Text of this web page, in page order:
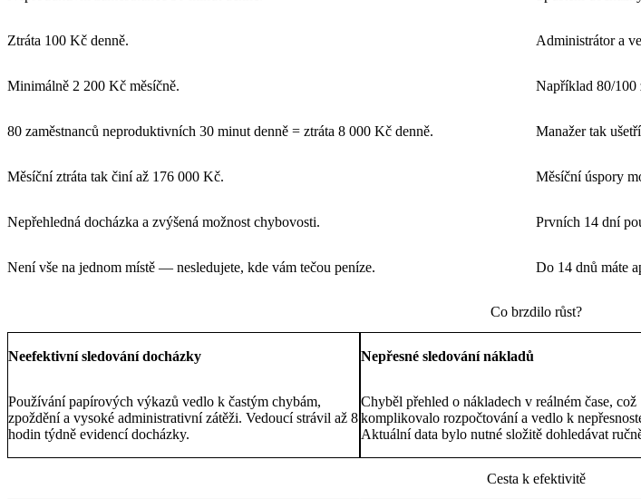
Ztráta 100 Kč denně.
Minimálně 2 200 Kč měsíčně.
80 zaměstnanců neproduktivních 30 minut denně = ztráta 8 000 Kč denně.
Měsíční ztráta tak činí až 176 000 Kč.
Nepřehledná docházka a zvýšená možnost chybovosti.
Není vše na jednom místě — nesledujete, kde vám tečou peníze.
Administrátor a
Například 80/100
Manažer tak
Měsíční úspory
Prvních 14 dní
Do 14 dnů máte
Co brzdilo růst?
Neefektivní sledování docházky
Používání papírových výkazů vedlo k častým chybám,
zpoždění a vysoké administrativní zátěži. Vedoucí strávil až 8
hodin týdně evidencí docházky.
Nepřesné sledování nákladů
Chyběl přehled o nákladech v reálném čase, což
komplikovalo rozpočtování a vedlo k
Aktuální data bylo nutné složitě dohledávat
Cesta k efektivitě